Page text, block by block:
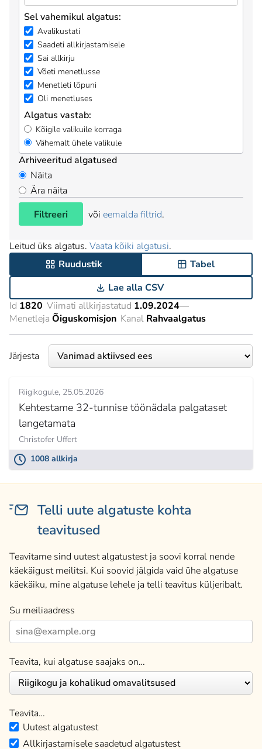
Sel vahemikul algatus:
Avalikustati
Saadeti allkirjastamisele
Sai allkirju
Võeti menetlusse
Menetleti lõpuni
Oli menetluses
Algatus vastab:
Kõigile valikuile korraga
Vähemalt ühele valikule
Arhiveeritud algatused
Näita
Ära näita
Filtreeri
või eemalda filtrid.
Leitud üks algatus. Vaata kõiki algatusi.
Ruudustik
Tabel
Lae alla CSV
Id 1820 Viimati allkirjastatud 1.09.2024—
Menetleja Õiguskomisjon Kanal Rahvaalgatus
Järjesta
Riigikogule 25.05.2026
Kehtestame 32-tunnise töönädala palgataset
langetamata
Christofer Uffert
1008 allkirja
Telli uute algatuste kohta
teavitused
Teavitame sind uutest algatustest ja soovi korral nende
käekäigust meilitsi. Kui soovid jälgida vaid ühe algatuse
käekäiku, mine algatuse lehele ja telli teavitus küljeribalt.
Su meiliaadress
Teavita, kui algatuse saajaks on…
Teavita…
Uutest algatustest
Allkirjastamisele saadetud algatustest